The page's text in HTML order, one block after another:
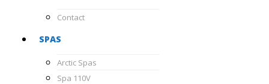
Contact
SPAS
Arctic Spas
Spa 110V